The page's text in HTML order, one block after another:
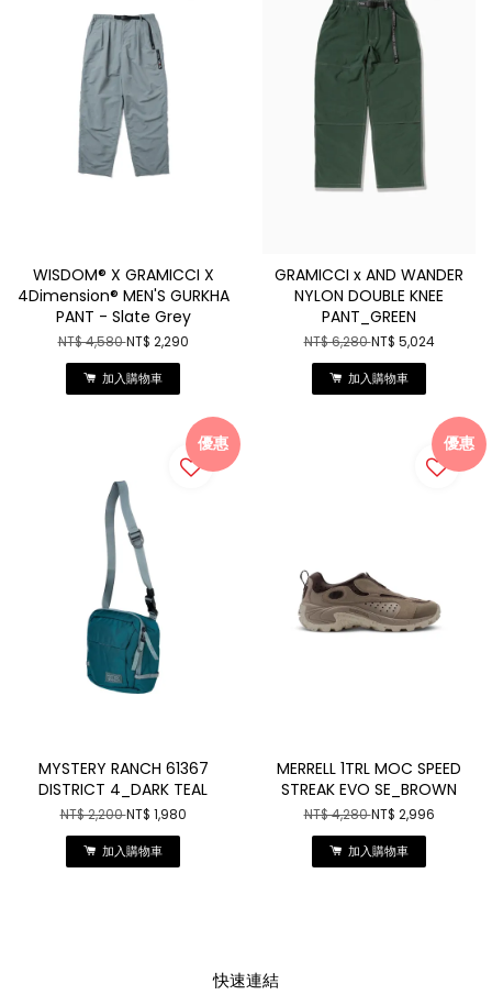
WISDOM® X GRAMICCI X
4Dimension® MEN'S GURKHA
PANT - Slate Grey
NT$ 4,580NT$ 2,290
加入購物車
GRAMICCI x AND WANDER
NYLON DOUBLE KNEE
PANT_GREEN
NT$ 6,280NT$ 5,024
加入購物車
優惠
MYSTERY RANCH 61367
DISTRICT 4_DARK TEAL
NT$ 2,200NT$ 1,980
加入購物車
優惠
MERRELL 1TRL MOC SPEED
STREAK EVO SE_BROWN
NT$ 4,280NT$ 2,996
加入購物車
快速連結